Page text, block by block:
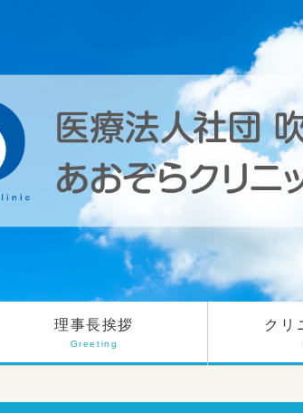
理事長挨拶
Greeting
クリ